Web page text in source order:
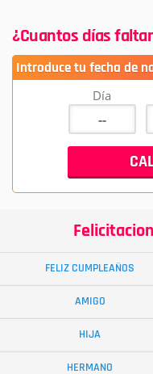
¿Cuantos días
Introduce tu fecha de
Día
FELIZ CUMPLEAÑOS
AMIGO
HIJA
HERMANO